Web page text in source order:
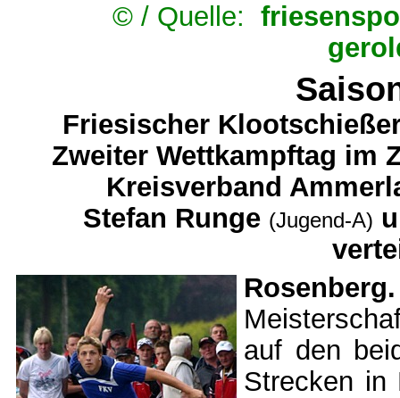
© / Quelle:
Friesischer
Zweiter Wettkampftag im
Kreisverband
Stefan Runge (Jugend-A)
auf den
Strecken in